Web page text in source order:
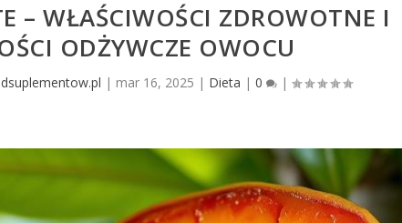
– WŁAŚCIWOŚCI ZDROWOTNE I
ODŻYWCZE OWOCU
| mar 16, 2025 | Dieta |0 |